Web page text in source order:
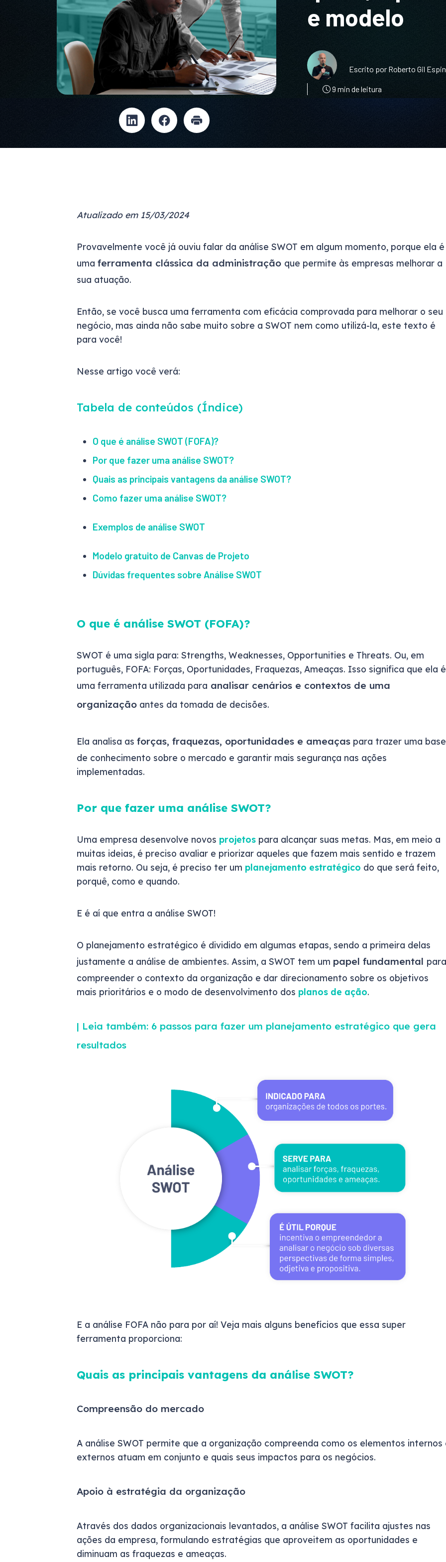
e modelo
Escrito por Roberto Gil
9 min de leitura
Atualizado em 15/03/2024
Provavelmente você já ouviu falar da análise SWOT em algum momento, porque ela é
uma ferramenta clássica da administração que permite às empresas melhorar a
sua atuação.
Então, se você busca uma ferramenta com eficácia comprovada para melhorar o seu
negócio, mas ainda não sabe muito sobre a SWOT nem como utilizá-la, este texto é
para você!
Nesse artigo você verá:
Tabela de conteúdos (Índice)
O que é análise SWOT (FOFA)?
Por que fazer uma análise SWOT?
Quais as principais vantagens da análise SWOT?
Como fazer uma análise SWOT?
Exemplos de análise SWOT
Modelo gratuito de Canvas de Projeto
Dúvidas frequentes sobre Análise SWOT
O que é análise SWOT (FOFA)?
SWOT é uma sigla para: Strengths, Weaknesses, Opportunities e Threats. Ou, em
português, FOFA: Forças, Oportunidades, Fraquezas, Ameaças. Isso significa que ela é
uma ferramenta utilizada para analisar cenários e contextos de uma
organização antes da tomada de decisões.
Ela analisa as forças, fraquezas, oportunidades e ameaças para trazer uma base
de conhecimento sobre o mercado e garantir mais segurança nas ações
implementadas.
Por que fazer uma análise SWOT?
Uma empresa desenvolve novos projetos para alcançar suas metas. Mas, em meio a
muitas ideias, é preciso avaliar e priorizar aqueles que fazem mais sentido e trazem
mais retorno. Ou seja, é preciso ter um planejamento estratégico do que será feito,
porquê, como e quando.
E é aí que entra a análise SWOT!
O planejamento estratégico é dividido em algumas etapas, sendo a primeira delas
justamente a análise de ambientes. Assim, a SWOT tem um papel fundamental para
compreender o contexto da organização e dar direcionamento sobre os objetivos
mais prioritários e o modo de desenvolvimento dos planos de ação.
| Leia também: 6 passos para fazer um planejamento estratégico que gera
resultados
E a análise FOFA não para por aí! Veja mais alguns benefícios que essa super
ferramenta proporciona:
Quais as principais vantagens da análise SWOT?
Compreensão do mercado
A análise SWOT permite que a organização compreenda como os elementos internos
externos atuam em conjunto e quais seus impactos para os negócios.
Apoio à estratégia da organização
Através dos dados organizacionais levantados, a análise SWOT facilita ajustes nas
ações da empresa, formulando estratégias que aproveitem as oportunidades e
diminuam as fraquezas e ameaças.